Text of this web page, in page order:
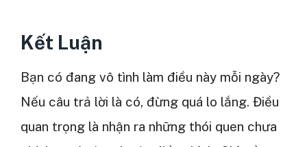
Kết Luận
Bạn có đang vô tình làm điều này mỗi ngày?
Nếu câu trả lời là có, đừng quá lo lắng. Điều
quan trọng là nhận ra những thói quen chưa